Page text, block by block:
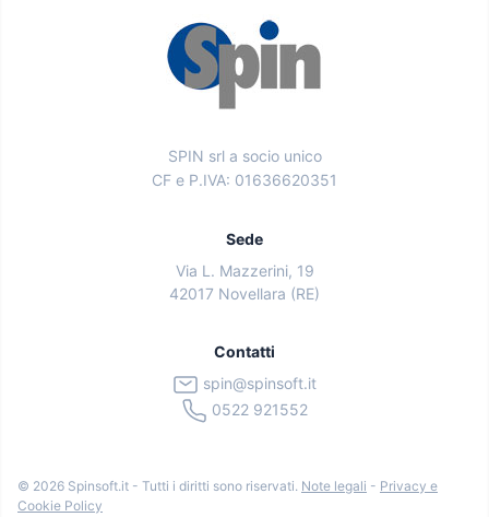
SPIN srl a socio unico
CF e P.IVA: 01636620351
Sede
Via L. Mazzerini, 19
42017 Novellara (RE)
Contatti
spin@spinsoft.it
0522 921552
© 2026 Spinsoft.it - Tutti i diritti sono riservati. Note legali - Privacy e
Cookie Policy